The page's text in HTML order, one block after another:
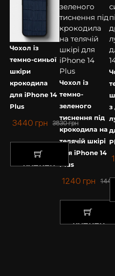
Чохол із
темно-синьої
шкіри
крокодила
для iPhone 14
Plus
3830грн
3440 грн
КУПИТИ
Чохол із
темно-
зеленого
тиснення під
крокодила на
телячій шкірі
для iPhone 14
Plus
1440
1240 грн
КУПИТИ
з